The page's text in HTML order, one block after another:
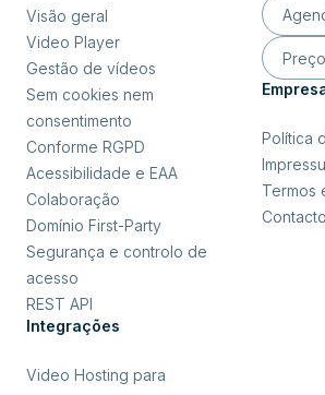
Visão geral
Video Player
Gestão de vídeos
Sem cookies nem
consentimento
Conforme RGPD
Acessibilidade e EAA
Colaboração
Domínio First-Party
Segurança e controlo de
acesso
REST API
Integrações
Video Hosting para
Política
Termos
Contacto